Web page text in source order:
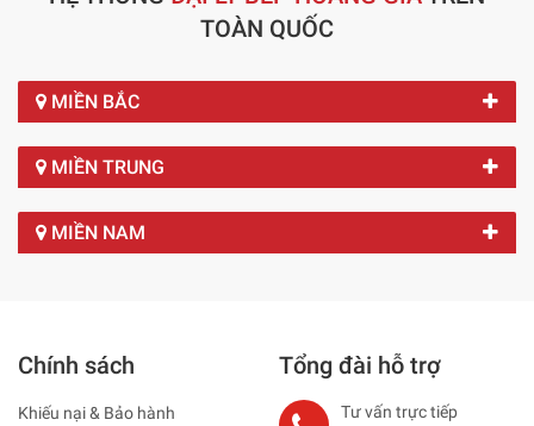
TOÀN QUỐC
MIỀN BẮC
MIỀN TRUNG
MIỀN NAM
Chính sách
Khiếu nại & Bảo hành
Tổng đài hỗ trợ
Tư vấn trực tiếp